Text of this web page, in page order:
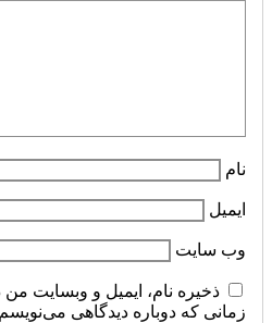
نام
ایمیل
وب‌ سایت
ذخیره نام، ایمیل و وبسایت
زمانی که دوباره دیدگاهی